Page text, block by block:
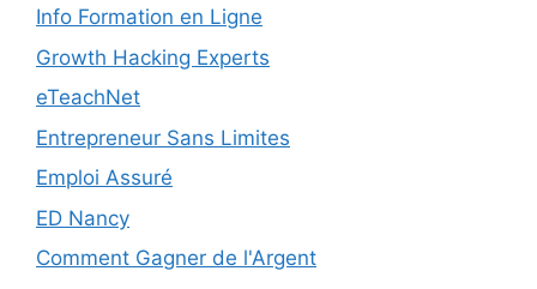
Info Formation en Ligne
Growth Hacking Experts
eTeachNet
Entrepreneur Sans Limites
Emploi Assuré
ED Nancy
Comment Gagner de l'Argent